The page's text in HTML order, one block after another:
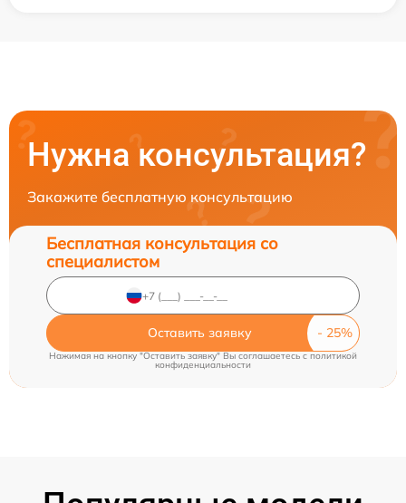
Нужна консультация?
Закажите бесплатную консультацию
Бесплатная консультация со
специалистом
Оставить заявку
Нажимая на кнопку "Оставить заявку" Вы соглашаетесь cполитикой
конфиденциальности